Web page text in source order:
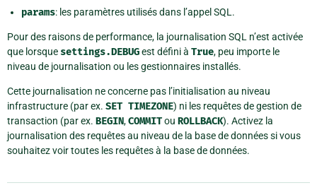
params: les paramètres utilisés dans l’appel SQL.
Pour des raisons de performance, la journalisation SQL n’est activée
que lorsque settings.DEBUGest défini à True, peu importe le
niveau de journalisation ou les gestionnaires installés.
Cette journalisation ne concerne pas l’initialisation au niveau
infrastructure (par ex. SET TIMEZONE) ni les requêtes de gestion de
transaction (par ex. BEGIN,COMMITou ROLLBACK). Activez la
journalisation des requêtes au niveau de la base de données si vous
souhaitez voir toutes les requêtes à la base de données.